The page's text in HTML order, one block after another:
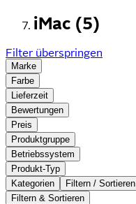
iMac (5)
Filter überspringen
Marke
Farbe
Lieferzeit
Bewertungen
Preis
Produktgruppe
Betriebssystem
Produkt-Typ
Kategorien
Filtern / Sortieren
Filtern & Sortieren